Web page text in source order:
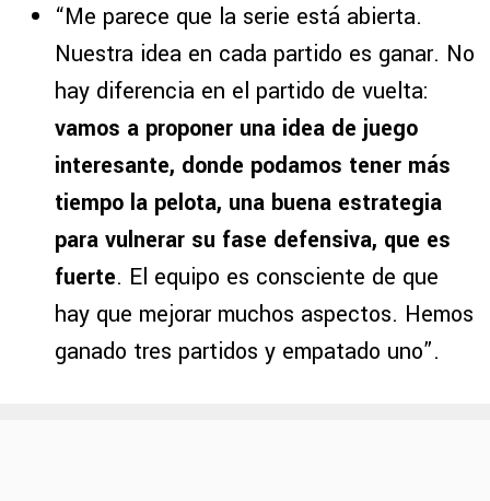
“Me parece que la serie está abierta.
Nuestra idea en cada partido es ganar. No
hay diferencia en el partido de vuelta:
vamos a proponer una idea de juego
interesante, donde podamos tener más
tiempo la pelota, una buena estrategia
para vulnerar su fase defensiva, que es
fuerte. El equipo es consciente de que
hay que mejorar muchos aspectos. Hemos
ganado tres partidos y empatado uno”.